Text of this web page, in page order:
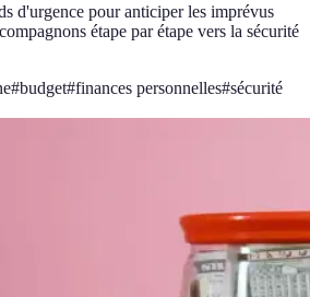
d'urgence pour anticiper les imprévus
étape par étape vers la sécurité
#budget#finances personnelles#sécurité